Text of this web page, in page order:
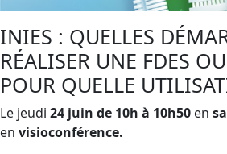
INIES : QUELLES
RÉALISER UNE FDES
POUR QUELLE
Le jeudi 24 juin de 10h à 10h50 en
en visioconférence.